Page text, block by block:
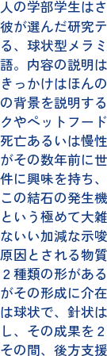
人の学部学生は
彼が選んだ研究
る、球状型メラ
語。内容の説明
きっかけはほん
の背景を説明す
クやペットフー
死亡あるいは慢
がその数年前に
件に興味を持ち
この結石の発生
という極めて大
ないい加減な示
原因とされる物
２種類の形があ
がその形成に介
は球状で、針状
し、その成果を
その間、後方支